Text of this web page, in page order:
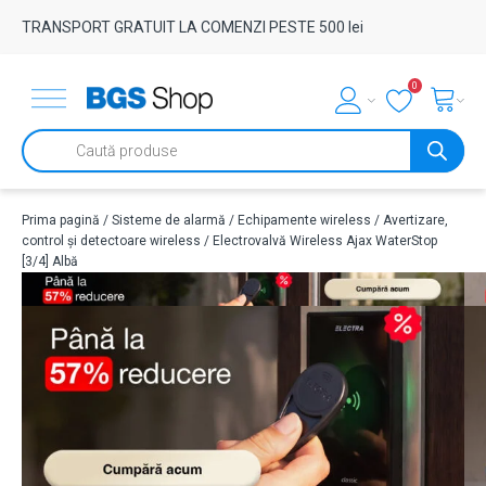
TRANSPORT GRATUIT LA COMENZI PESTE 500 lei
0
Products
search
Prima pagină / Sisteme de alarmă / Echipamente wireless / Avertizare,
control și detectoare wireless / Electrovalvă Wireless Ajax WaterStop
[3/4] Albă